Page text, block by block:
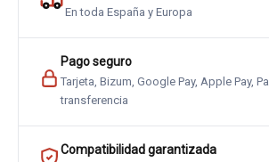
En toda España y Europa
Pago seguro
Tarjeta, Bizum, Google Pay, Apple Pay,
transferencia
Compatibilidad garantizada